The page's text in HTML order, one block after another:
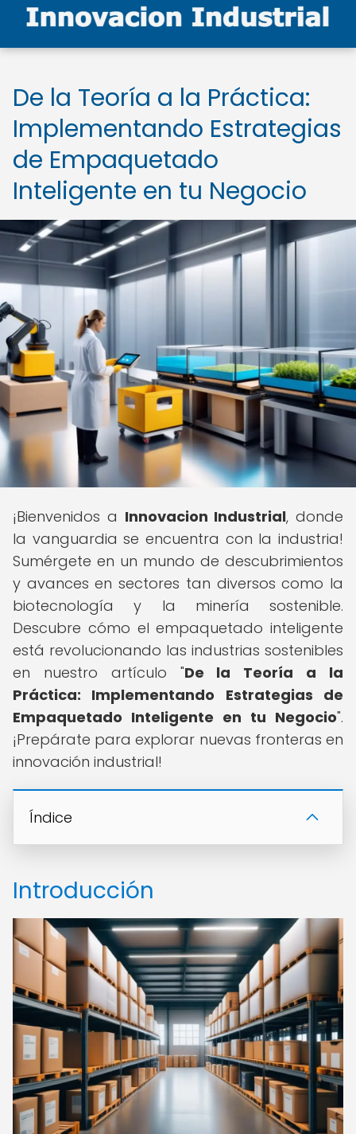
De la Teoría a la Práctica:
Implementando Estrategias
de Empaquetado
Inteligente en tu Negocio
¡Bienvenidos a Innovacion Industrial, donde
la vanguardia se encuentra con la industria!
Sumérgete en un mundo de descubrimientos
y avances en sectores tan diversos como la
biotecnología y la minería sostenible.
Descubre cómo el empaquetado inteligente
está revolucionando las industrias sostenibles
en nuestro artículo "De la Teoría a la
Práctica: Implementando Estrategias de
Empaquetado Inteligente en tu Negocio".
¡Prepárate para explorar nuevas fronteras en
innovación industrial!
Índice
Introducción